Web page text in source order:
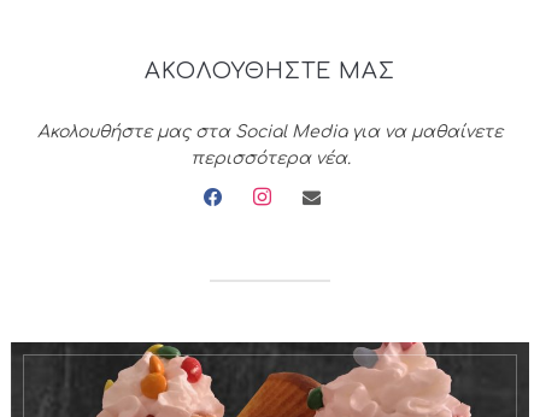
ΑΚΟΛΟΥΘΗΣΤΕ ΜΑΣ
Ακολουθήστε μας στα Social Media για να μαθαίνετε
περισσότερα νέα.
facebookinstagramenvelope